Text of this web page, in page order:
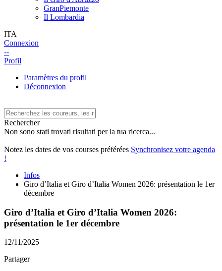
GranPiemonte
Il Lombardia
ITA
Connexion
--
Profil
Paramètres du profil
Déconnexion
Rechercher
Non sono stati trovati risultati per la tua ricerca...
Notez les dates de vos courses préférées Synchronisez votre agenda
!
Infos
Giro d’Italia et Giro d’Italia Women 2026: présentation le 1er
décembre
Giro d’Italia et Giro d’Italia Women 2026:
présentation le 1er décembre
12/11/2025
Partager